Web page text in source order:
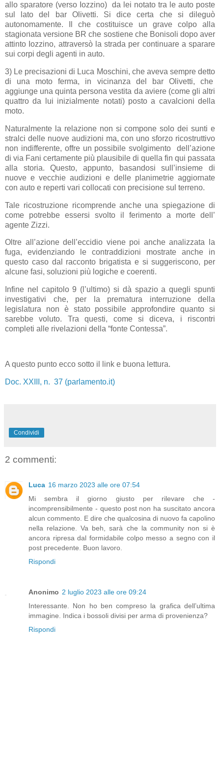
allo sparatore (verso Iozzino) da lei notato tra le auto poste
sul lato del bar Olivetti. Si dice certa che si dileguò
autonomamente. Il che costituisce un grave colpo alla
stagionata versione BR che sostiene che Bonisoli dopo aver
attinto Iozzino, attraversò la strada per continuare a sparare
sui corpi degli agenti in auto.
3) Le precisazioni di Luca Moschini, che aveva sempre detto
di una moto ferma, in vicinanza del bar Olivetti, che
aggiunge una quinta persona vestita da aviere (come gli altri
quattro da lui inizialmente notati) posto a cavalcioni della
moto.
Naturalmente la relazione non si compone solo dei sunti e
stralci delle nuove audizioni ma, con uno sforzo ricostruttivo
non indifferente, offre un possibile svolgimento dell’azione
di via Fani certamente più plausibile di quella fin qui passata
alla storia. Questo, appunto, basandosi sull’insieme di
nuove e vecchie audizioni e delle planimetrie aggiornate
con auto e reperti vari collocati con precisione sul terreno.
Tale ricostruzione ricomprende anche una spiegazione di
come potrebbe essersi svolto il ferimento a morte dell’
agente Zizzi.
Oltre all’azione dell’eccidio viene poi anche analizzata la
fuga, evidenziando le contraddizioni mostrate anche in
questo caso dal racconto brigatista e si suggeriscono, per
alcune fasi, soluzioni più logiche e coerenti.
Infine nel capitolo 9 (l’ultimo) si dà spazio a quegli spunti
investigativi che, per la prematura interruzione della
legislatura non è stato possibile approfondire quanto si
sarebbe voluto. Tra questi, come si diceva, i riscontri
completi alle rivelazioni della “fonte Contessa”.
A questo punto ecco sotto il link e buona lettura.
Doc. XXIII, n. 37 (parlamento.it)
Condividi
2 commenti:
Luca 16 marzo 2023 alle ore 07:54
Mi sembra il giorno giusto per rilevare che -
incomprensibilmente - questo post non ha suscitato ancora
alcun commento. E dire che qualcosina di nuovo fa capolino
nella relazione. Va beh, sarà che la community non si è
ancora ripresa dal formidabile colpo messo a segno con il
post precedente. Buon lavoro.
Rispondi
Anonimo 2 luglio 2023 alle ore 09:24
Interessante. Non ho ben compreso la grafica dell’ultima
immagine. Indica i bossoli divisi per arma di provenienza?
Rispondi